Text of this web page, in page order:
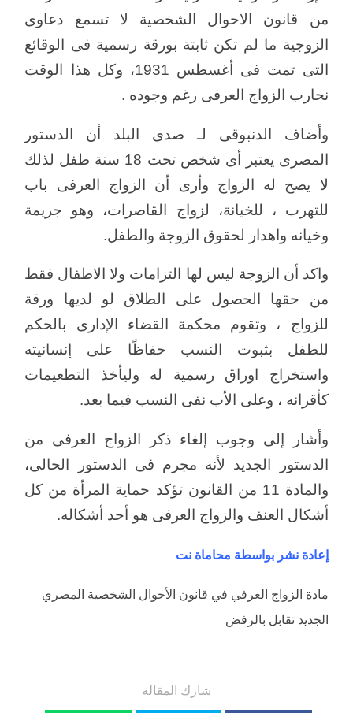
من قانون الاحوال الشخصية لا تسمع دعاوى
الزوجية ما لم تكن ثابتة بورقة رسمية فى الوقائع
التى تمت فى أغسطس 1931، وكل هذا الوقت
نحارب الزواج العرفى رغم وجوده .
وأضاف الدنبوقى لـ صدى البلد أن الدستور
المصرى يعتبر أى شخص تحت 18 سنة طفل لذلك
لا يصح له الزواج وأرى أن الزواج العرفى باب
للتهرب ، للخيانة، لزواج القاصرات، وهو جريمة
وخيانه واهدار لحقوق الزوجة والطفل.
واكد أن الزوجة ليس لها التزامات ولا الاطفال فقط
من حقها الحصول على الطلاق لو لديها ورقة
للزواج ، وتقوم محكمة القضاء الإدارى بالحكم
للطفل بثبوت النسب حفاظًا على إنسانيته
واستخراج اوراق رسمية له وليأخذ التطعيمات
كأقرانه ، وعلى الأب نفى النسب فيما بعد.
وأشار إلى وجوب إلغاء ذكر الزواج العرفى من
الدستور الجديد لأنه مجرم فى الدستور الحالى،
والمادة 11 من القانون تؤكد حماية المرأة من كل
أشكال العنف والزواج العرفى هو أحد أشكاله.
إعادة نشر بواسطة محاماة نت
مادة الزواج العرفي في قانون الأحوال الشخصية المصري
الجديد تقابل بالرفض
شارك المقالة